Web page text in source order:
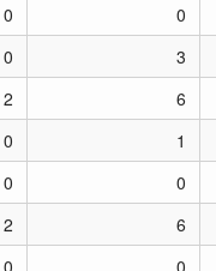
0 0
0 3
2 6
0 1
0 0
2 6
0 0